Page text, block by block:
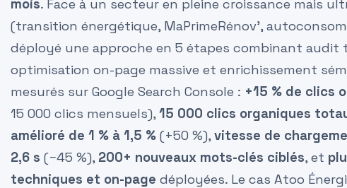
mois. Face à un secteur en pleine croissance mais
(transition énergétique, MaPrimeRénov’,
déployé une approche en 5 étapes combinant audit
optimisation on-page massive et enrichissement
mesurés sur Google Search Console : +15 % de clics
15 000 clics mensuels),15 000 clics organiques
amélioré de 1 % à 1,5 % (+50 %),vitesse de
2,6 s (−45 %), 200+ nouveaux mots-clés ciblés, et
techniques et on-page déployées. Le cas Atoo